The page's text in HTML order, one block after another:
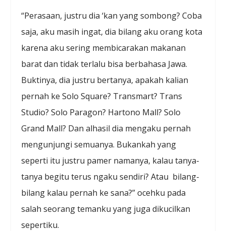
“Perasaan, justru dia ‘kan yang sombong? Coba
saja, aku masih ingat, dia bilang aku orang kota
karena aku sering membicarakan makanan
barat dan tidak terlalu bisa berbahasa Jawa.
Buktinya, dia justru bertanya, apakah kalian
pernah ke Solo Square? Transmart? Trans
Studio? Solo Paragon? Hartono Mall? Solo
Grand Mall? Dan alhasil dia mengaku pernah
mengunjungi semuanya. Bukankah yang
seperti itu justru pamer namanya, kalau tanya-
tanya begitu terus ngaku sendiri? Atau bilang-
bilang kalau pernah ke sana?” ocehku pada
salah seorang temanku yang juga dikucilkan
sepertiku.